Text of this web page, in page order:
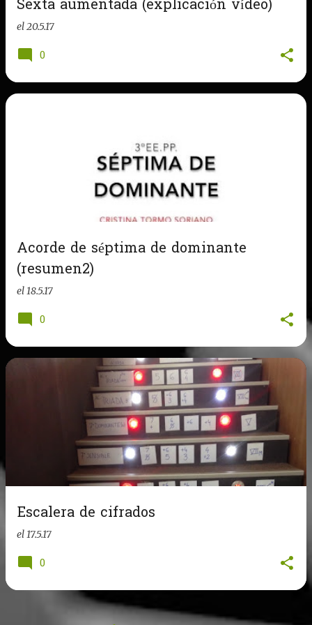
Sexta aumentada (explicación vídeo)
el20.5.17
0
Acorde de séptima de dominante
(resumen2)
el18.5.17
0
Escalera de cifrados
el17.5.17
0